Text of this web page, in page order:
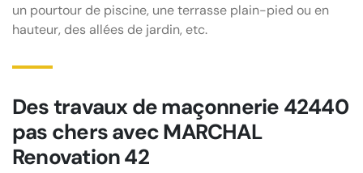
un pourtour de piscine, une terrasse plain-pied ou en
hauteur, des allées de jardin, etc.
Des travaux de maçonnerie 42440
pas chers avec MARCHAL
Renovation 42